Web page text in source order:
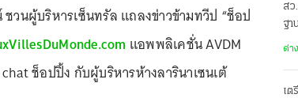
วนผู้บริหารเซ็นทรัล แถลงข่าวข้ามทวีป “ช็อป
แอพพลิเคชั่น AVDM
ช็อปปิ้ง กับผู้บริหารห้างลารินาเซนเต้
สว
ฐา
ต่า
เต